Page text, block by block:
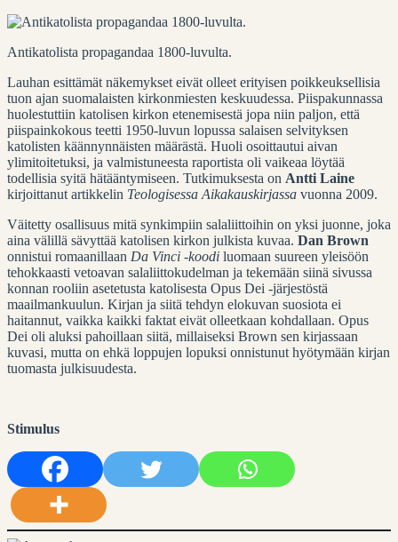
Antikatolista propagandaa 1800-luvulta.
Lauhan esittämät näkemykset eivät olleet erityisen poikkeuksellisia
tuon ajan suomalaisten kirkonmiesten keskuudessa. Piispakunnassa
huolestuttiin katolisen kirkon etenemisestä jopa niin paljon, että
piispainkokous teetti 1950-luvun lopussa salaisen selvityksen
katolisten käännynnäisten määrästä. Huoli osoittautui aivan
ylimitoitetuksi, ja valmistuneesta raportista oli vaikeaa löytää
todellisia syitä hätääntymiseen. Tutkimuksesta on Antti Laine
kirjoittanut artikkelin Teologisessa Aikakauskirjassa vuonna 2009.
Väitetty osallisuus mitä synkimpiin salaliittoihin on yksi juonne, joka
aina välillä sävyttää katolisen kirkon julkista kuvaa. Dan Brown
onnistui romaanillaan Da Vinci -koodi luomaan suureen yleisöön
tehokkaasti vetoavan salaliittokudelman ja tekemään siinä sivussa
konnan rooliin asetetusta katolisesta Opus Dei -järjestöstä
maailmankuulun. Kirjan ja siitä tehdyn elokuvan suosiota ei
haitannut, vaikka kaikki faktat eivät olleetkaan kohdallaan. Opus
Dei oli aluksi pahoillaan siitä, millaiseksi Brown sen kirjassaan
kuvasi, mutta on ehkä loppujen lopuksi onnistunut hyötymään kirjan
tuomasta julkisuudesta.
Stimulus